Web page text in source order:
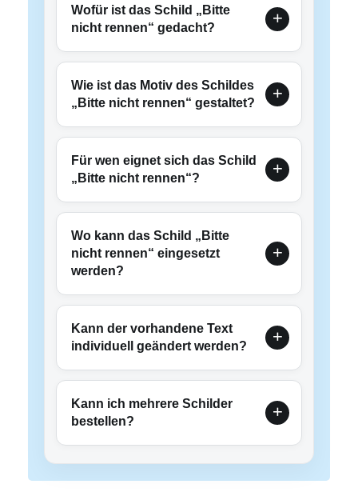
Wofür ist das Schild „Bitte
nicht rennen“ gedacht?
Wie ist das Motiv des Schildes
„Bitte nicht rennen“ gestaltet?
Für wen eignet sich das Schild
„Bitte nicht rennen“?
Wo kann das Schild „Bitte
nicht rennen“ eingesetzt
werden?
Kann der vorhandene Text
individuell geändert werden?
Kann ich mehrere Schilder
bestellen?